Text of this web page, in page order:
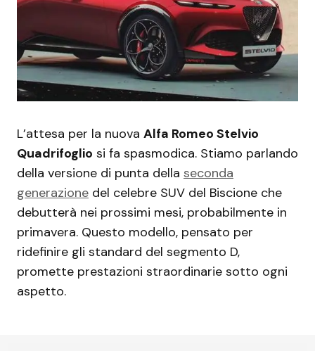
L’attesa per la nuova Alfa Romeo Stelvio
Quadrifoglio si fa spasmodica. Stiamo parlando
della versione di punta della seconda
generazione del celebre SUV del Biscione che
debutterà nei prossimi mesi, probabilmente in
primavera. Questo modello, pensato per
ridefinire gli standard del segmento D,
promette prestazioni straordinarie sotto ogni
aspetto.